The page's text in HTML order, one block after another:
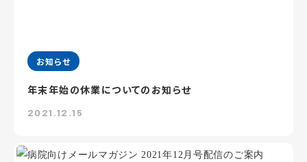
お知らせ
年末年始の休業についてのお知らせ
2021.12.15